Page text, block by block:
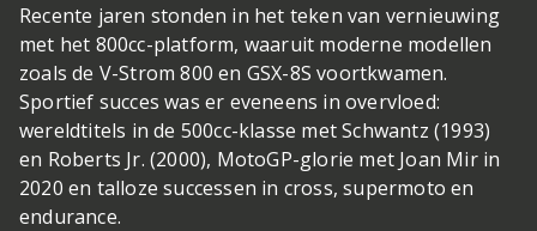
Recente jaren stonden in het teken van vernieuwing
met het 800cc-platform, waaruit moderne modellen
zoals de V-Strom 800 en GSX-8S voortkwamen.
Sportief succes was er eveneens in overvloed:
wereldtitels in de 500cc-klasse met Schwantz (1993)
en Roberts Jr. (2000), MotoGP-glorie met Joan Mir in
2020 en talloze successen in cross, supermoto en
endurance.